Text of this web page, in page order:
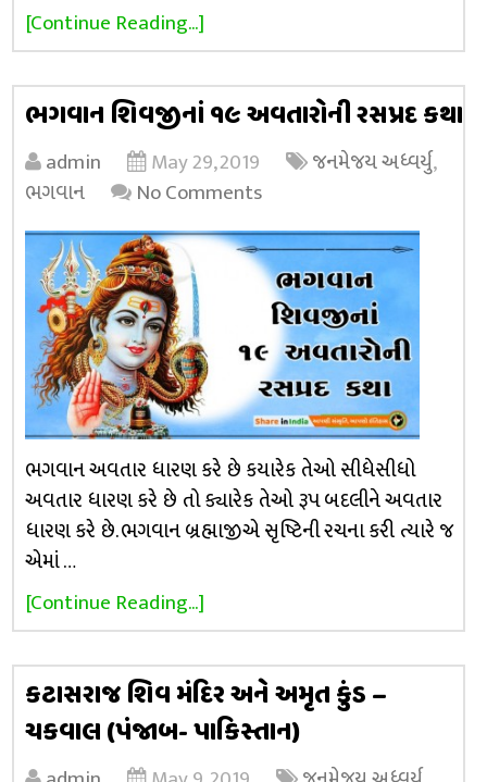
[Continue Reading...]
ભગવાન શિવજીનાં ૧૯ અવતારોની રસપ્રદ કથા
admin May 29, 2019 જનમેજય અધ્વર્યુ,
ભગવાન
No Comments
ભગવાન અવતાર ધારણ કરે છે કયારેક તેઓ સીધેસીધો
અવતાર ધારણ કરે છે તો ક્યારેક તેઓ રૂપ બદલીને અવતાર
ધારણ કરે છે. ભગવાન બ્રહ્માજીએ સૃષ્ટિની રચના કરી ત્યારે જ
એમાં …
[Continue Reading...]
કટાસરાજ શિવ મંદિર અને અમૃત કુંડ –
ચકવાલ (પંજાબ- પાકિસ્તાન)